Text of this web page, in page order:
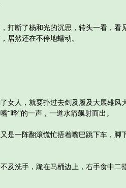
断了杨和光的沉思，转头一看，看
居然还在不停地蠕动。
人，就要扑过去剑及履及大展雄风
“哗”的一声，一道水箭飙射而出。
一阵翻滚慌忙捂着嘴巴跳下车，脚
洗手，跪在马桶边上，右手食中二